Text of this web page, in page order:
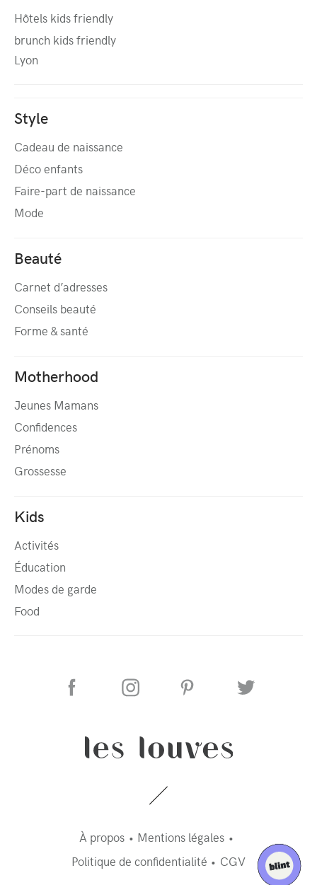
Hôtels kids friendly
brunch kids friendly
Lyon
Style
Cadeau de naissance
Déco enfants
Faire-part de naissance
Mode
Beauté
Carnet d’adresses
Conseils beauté
Forme & santé
Motherhood
Jeunes Mamans
Confidences
Prénoms
Grossesse
Kids
Activités
Éducation
Modes de garde
Food
À propos
Mentions légales
Politique de confidentialité
CGV